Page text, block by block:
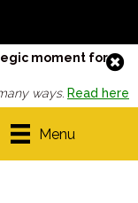
moment for
ways. Read here
Menu